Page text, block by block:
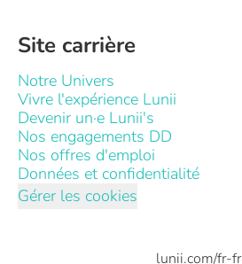
Site carrière
Notre Univers
Vivre l'expérience Lunii
Devenir un·e Lunii's
Nos engagements DD
Nos offres d'emploi
Données et confidentialité
Gérer les cookies
lunii.com/fr-fr